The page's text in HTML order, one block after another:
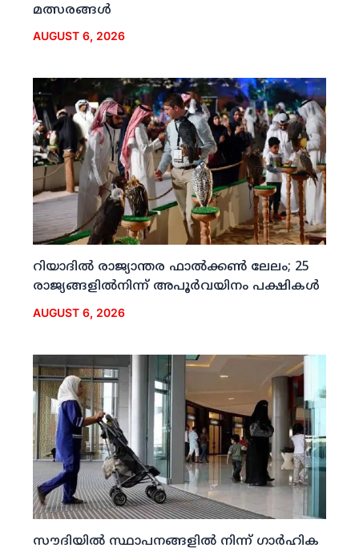
മത്സരങ്ങള്‍
AUGUST 6, 2026
റിയാദില്‍ രാജ്യാന്തര ഫാല്‍ക്കണ്‍ ലേലം; 25
രാജ്യങ്ങളില്‍നിന്ന് അപൂര്‍വയിനം പക്ഷികള്‍
AUGUST 6, 2026
സൗദിയില്‍ സ്ഥാപനങ്ങളില്‍ നിന്ന് ഗാര്‍ഹിക